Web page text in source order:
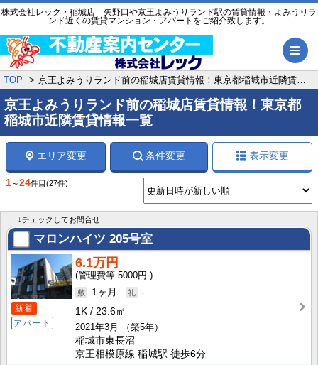
株式会社レック・稲城店 矢野口や京王よみうりランド駅の賃貸情報・よみうりラ
ンド近くの賃貸マンション・アパートをご紹介致します。
TOP 京王よみうりランド前の稲城店賃貸情報！東京都稲城市近隣賃貸情報一覧
京王よみうりランド前の稲城店賃貸情報！東京都
稲城市近隣賃貸情報一覧
エリア変更 条件変更 表示変更
1～24件目 (27件)
↓チェックしてお問合せ
マロンハイツ 205号室
新着
アパート
6.1万円
5000円
1ヶ月
-
1K
23.6㎡
2021年3月
（築5年）
稲城市東長沼
京王相模原線 稲城駅 徒歩6分